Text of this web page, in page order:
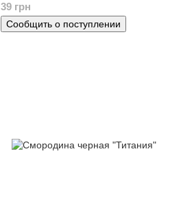
39 грн
Сообщить о поступлении